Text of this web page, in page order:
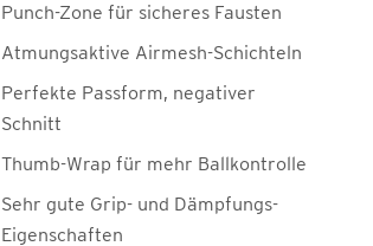
Punch-Zone für sicheres Fausten
Atmungsaktive Airmesh-Schichteln
Perfekte Passform, negativer
Schnitt
Thumb-Wrap für mehr Ballkontrolle
Sehr gute Grip- und Dämpfungs-
Eigenschaften